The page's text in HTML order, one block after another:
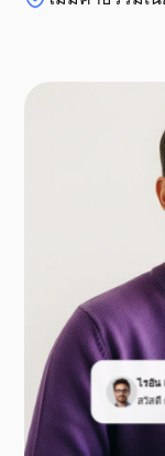
ไรอัน
สวัสดี